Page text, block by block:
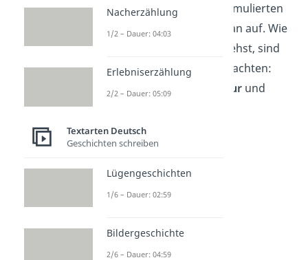
baust du deinen ausformulierten
Text auf dem Schreibplan auf. Wie
du in der Gliederung siehst, sind
dabei vier Punkte zu beachten:
Inhalt
Sprache Strukturund
Nacherzählung
1/2 – Dauer: 04:03
Erlebniserzählung
2/2 – Dauer: 05:09
Textarten Deutsch
Geschichten schreiben
Lügengeschichten
1/6 – Dauer: 02:59
Bildergeschichte
2/6 – Dauer: 04:59